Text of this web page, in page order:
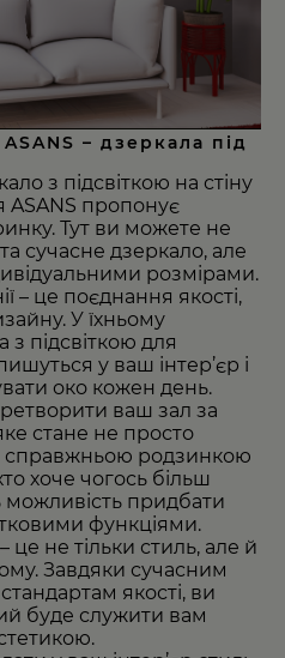
– дзеркала під
з підсвіткою на стіну
ASANS пропонує
Тут ви можете не
сучасне дзеркало, але
розмірами.
– це поєднання якості,
У їхньому
з підсвіткою для
у ваш інтер’єр і
око кожен день.
ваш зал за
стане не просто
справжньою родзинкою
хоче чогось більш
можливість придбати
функціями.
це не тільки стиль, але й
Завдяки сучасним
якості, ви
буде служити вам